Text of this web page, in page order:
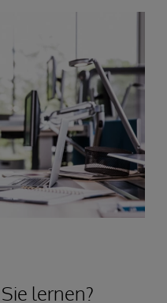
lernen?